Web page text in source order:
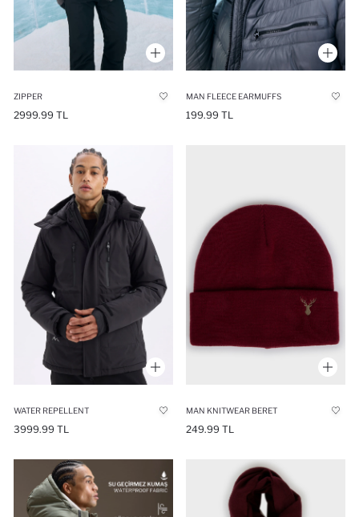
ZIPPER
2999.99 TL
MAN FLEECE EARMUFFS
199.99 TL
WATER REPELLENT
3999.99 TL
MAN KNITWEAR BERET
249.99 TL